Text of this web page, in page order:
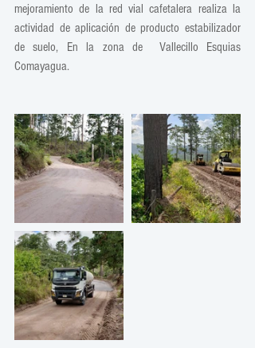
mejoramiento de la red vial cafetalera realiza la
actividad de aplicación de producto estabilizador
de suelo, En la zona de  Vallecillo Esquias
Comayagua.